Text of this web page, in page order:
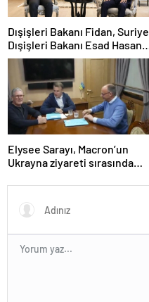
Dışişleri Bakanı Fidan, Suriye
Dışişleri Bakanı Esad Hasan
Şeybani ile görüştü
Elysee Sarayı, Macron’un
Ukrayna ziyareti sırasında
iddiasını yalanladı